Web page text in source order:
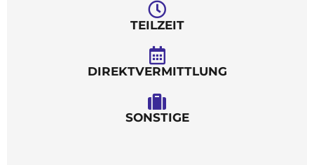
TEILZEIT
DIREKTVERMITTLUNG
SONSTIGE